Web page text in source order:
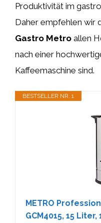
Produktivität im
Daher empfehlen wir
Gastro Metro allen
nach einer
Kaffeemaschine sind.
BESTSELLER NR. 1
METRO
GCM4015, 15